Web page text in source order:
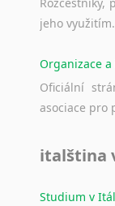
jeho využitím.
Organizace
Oficiální
asociace pro
italština
Studium v